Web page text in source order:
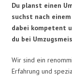
Du planst einen
suchst nach
dabei kompetent
du bei
Wir sind ein
Erfahrung und